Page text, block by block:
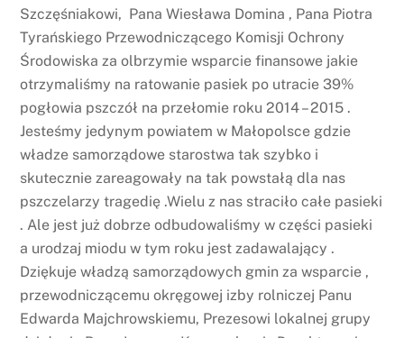
Szczęśniakowi, Pana Wiesława Domina , Pana Piotra
Tyrańskiego Przewodniczącego Komisji Ochrony
Środowiska za olbrzymie wsparcie finansowe jakie
otrzymaliśmy na ratowanie pasiek po utracie 39%
pogłowia pszczół na przełomie roku 2014 – 2015 .
Jesteśmy jedynym powiatem w Małopolsce gdzie
władze samorządowe starostwa tak szybko i
skutecznie zareagowały na tak powstałą dla nas
pszczelarzy tragedię .Wielu z nas straciło całe pasieki
. Ale jest już dobrze odbudowaliśmy w części pasieki
a urodzaj miodu w tym roku jest zadawalający .
Dziękuje władzą samorządowych gmin za wsparcie ,
przewodniczącemu okręgowej izby rolniczej Panu
Edwarda Majchrowskiemu, Prezesowi lokalnej grupy